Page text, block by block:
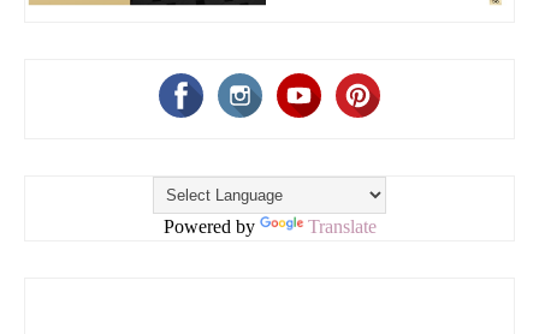
Powered by Translate